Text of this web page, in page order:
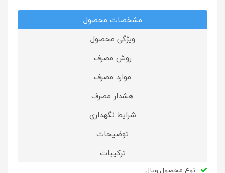
مشخصات محصول
ویژگی محصول
روش مصرف
موارد مصرف
هشدار مصرف
شرایط نگهداری
توضیحات
ترکیبات
نوع محصول:ویال